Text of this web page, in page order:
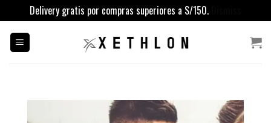
Delivery gratis por compras superiores a S/150.